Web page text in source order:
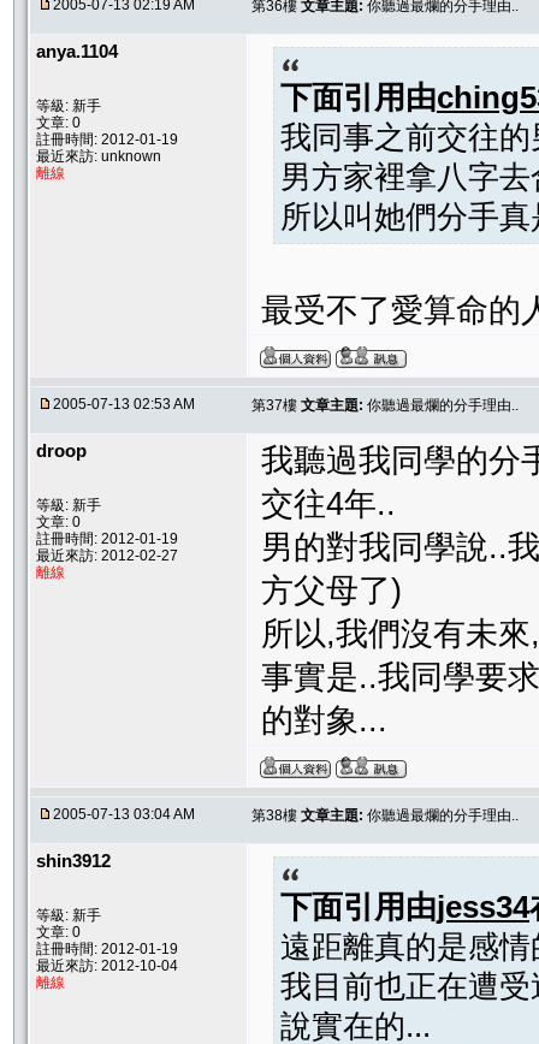
2005-07-13 02:19 AM 第36樓 文章主題: 你聽過最爛的分手理由..
anya.1104
等級: 新手
文章: 0
註冊時間: 2012-01-19
最近來訪: unknown
離線
下面引用由
我同事之前交往
男方家裡拿八字
所以叫她們分手
最受不了愛算命的
2005-07-13 02:53 AM 第37樓 文章主題: 你聽過最爛的分手理由..
droop
等級: 新手
文章: 0
註冊時間: 2012-01-19
最近來訪: 2012-02-27
離線
我聽過我同學的分
交往4年..
男的對我同學說..
方父母了)
所以,我們沒有未
事實是..我同學要
的對象...
2005-07-13 03:04 AM 第38樓 文章主題: 你聽過最爛的分手理由..
shin3912
等級: 新手
文章: 0
註冊時間: 2012-01-19
最近來訪: 2012-10-04
離線
下面引用由jess34
遠距離真的是感情
我目前也正在遭
說實在的...